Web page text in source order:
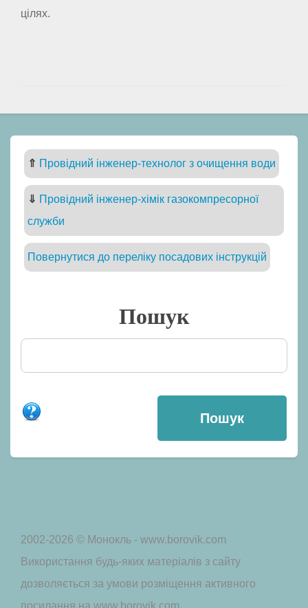
цілях.
⇑ Провідний інженер-технолог з очищення води
⇓ Провідний інженер-хімік газокомпресорної
служби
Повернутися до переліку посадових інструкцій
Пошук
2002-2026 © Монокль - www.borovik.com
Використання будь-яких матеріалів з сайту
дозволяється за умови розміщення активного